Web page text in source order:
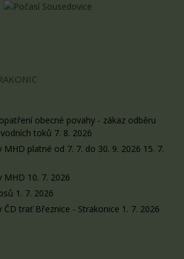
obecné povahy - zákaz odběru
toků 7. 8. 2026
MHD platné od 7. 7. do 30. 9. 2026 15. 7.
MHD 10. 7. 2026
1. 7. 2026
ČD trať Březnice - Strakonice 1. 7. 2026